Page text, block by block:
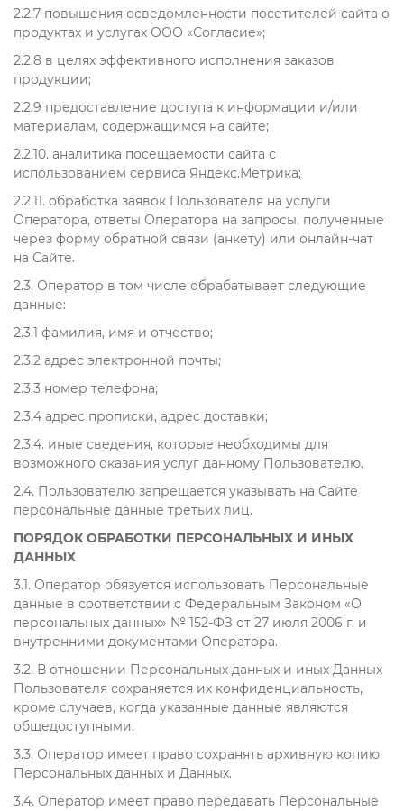
2.2.7 повышения осведомленности посетителей сайта о
продуктах и услугах ООО «Согласие»;
2.2.8 в целях эффективного исполнения заказов
продукции;
2.2.9 предоставление доступа к информации и/или
материалам, содержащимся на сайте;
2.2.10. аналитика посещаемости сайта с
использованием сервиса Яндекс.Метрика;
2.2.11. обработка заявок Пользователя на услуги
Оператора, ответы Оператора на запросы, полученные
через форму обратной связи (анкету) или онлайн-чат
на Сайте.
2.3. Оператор в том числе обрабатывает следующие
данные:
2.3.1 фамилия, имя и отчество;
2.3.2 адрес электронной почты;
2.3.3 номер телефона;
2.3.4 адрес прописки, адрес доставки;
2.3.4. иные сведения, которые необходимы для
возможного оказания услуг данному Пользователю.
2.4. Пользователю запрещается указывать на Сайте
персональные данные третьих лиц.
ПОРЯДОК ОБРАБОТКИ ПЕРСОНАЛЬНЫХ И ИНЫХ
ДАННЫХ
3.1. Оператор обязуется использовать Персональные
данные в соответствии с Федеральным Законом «О
персональных данных» № 152-ФЗ от 27 июля 2006 г. и
внутренними документами Оператора.
3.2. В отношении Персональных данных и иных Данных
Пользователя сохраняется их конфиденциальность,
кроме случаев, когда указанные данные являются
общедоступными.
3.3. Оператор имеет право сохранять архивную копию
Персональных данных и Данных.
3.4. Оператор имеет право передавать Персональные